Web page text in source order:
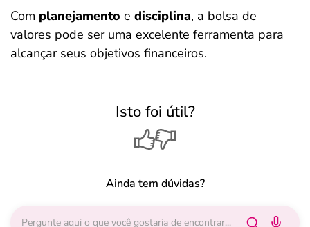
Com planejamento e disciplina, a bolsa de
valores pode ser uma excelente ferramenta para
alcançar seus objetivos financeiros.
Isto foi útil?
Ainda tem dúvidas?